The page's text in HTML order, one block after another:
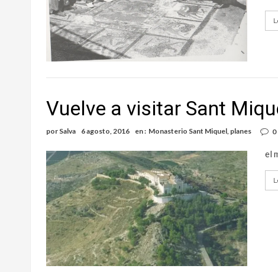
Vuelve a visitar Sant
por Salva 6 agosto, 2016 en : Monasterio Sant Miquel, planes 0
el